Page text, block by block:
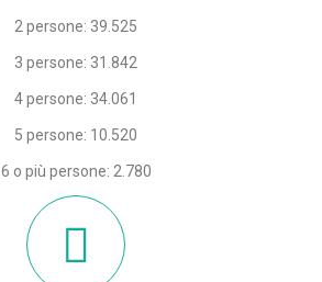
2 persone: 39.525
3 persone: 31.842
4 persone: 34.061
5 persone: 10.520
6 o più persone: 2.780